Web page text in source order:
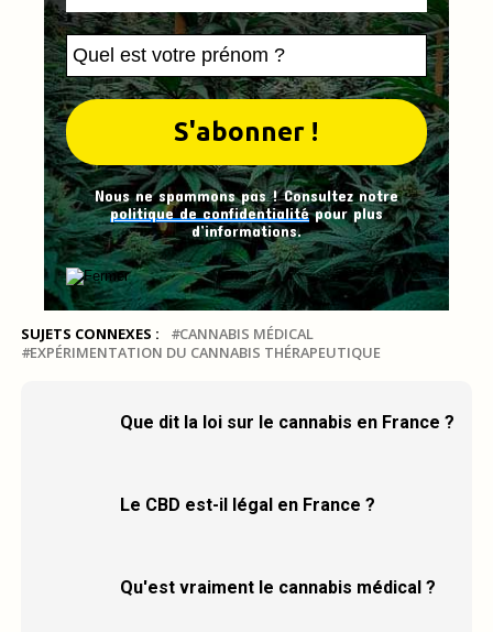
Nous ne spammons pas ! Consultez notre
politique de confidentialitépour plus
d’informations.
SUJETS CONNEXES :
CANNABIS MÉDICAL
EXPÉRIMENTATION DU CANNABIS THÉRAPEUTIQUE
Que dit la loi sur le cannabis en France ?
Le CBD est-il légal en France ?
Qu'est vraiment le cannabis médical ?